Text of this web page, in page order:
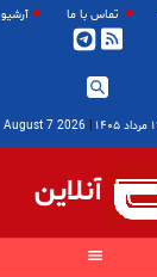
تماس با ما آرشیو
|
2026 August 7
آنلاین